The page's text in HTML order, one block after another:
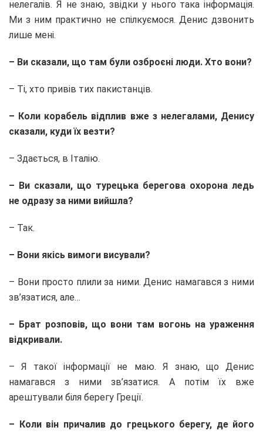
нелегалів. Я не знаю, звідки у нього така інформація.
Ми з ним практично не спілкуємося. Денис дзвонить
лише мені.
– Ви сказали, що там були озброєні люди. Хто вони?
– Ті, хто привів тих пакистанців.
– Коли корабель відплив вже з нелегалами, Денису
сказали, куди їх везти?
– Здається, в Італію.
– Ви сказали, що турецька берегова охорона ледь
не одразу за ними вийшла?
– Так.
– Вони якісь вимоги висували?
– Вони просто плили за ними. Денис намагався з ними
зв’язатися, але…
– Брат розповів, що вони там вогонь на ураження
відкривали.
– Я такої інформації не маю. Я знаю, що Денис
намагався з ними зв’язатися. А потім їх вже
арештували біля берегу Греції.
– Коли він причалив до грецького берегу, де його